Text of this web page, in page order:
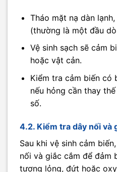
Tháo mặt nạ dàn
(thường là một đầu
Vệ sinh sạch sẽ cảm
hoặc vật cản.
Kiểm tra cảm biến có
nếu hỏng cần thay
số.
4.2. Kiểm tra dây nối và
Sau khi vệ sinh cảm
nối và giắc cắm để đảm
tượng lỏng, đứt hoặc